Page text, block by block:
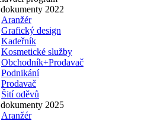
2022
Aranžér
Grafický design
Kadeřník
Kosmetické služby
Obchodník+Prodavač
Podnikání
Prodavač
Šití oděvů
2025
Aranžér